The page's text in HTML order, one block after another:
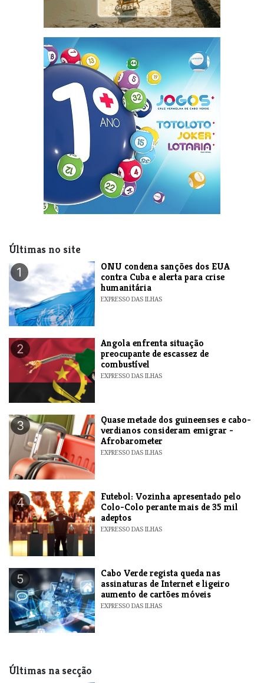
Últimas no site
1
ONU condena sanções dos EUA
contra Cuba e alerta para crise
humanitária
EXPRESSO DAS ILHAS
2
Angola enfrenta situação
preocupante de escassez de
combustível
EXPRESSO DAS ILHAS
3
Quase metade dos guineenses e cabo-
verdianos consideram emigrar -
Afrobarometer
EXPRESSO DAS ILHAS
4
Futebol: Vozinha apresentado pelo
Colo-Colo perante mais de 35 mil
adeptos
EXPRESSO DAS ILHAS
5
Cabo Verde regista queda nas
assinaturas de Internet e ligeiro
aumento de cartões móveis
EXPRESSO DAS ILHAS
Últimas na secção